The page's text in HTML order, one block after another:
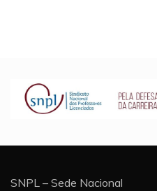
SNPL – Sede Nacional